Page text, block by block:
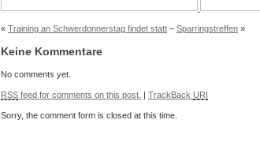
« Training an Schwerdonnerstag findet statt – Sparringstreffen »
Keine Kommentare
No comments yet.
RSS feed for comments on this post. TrackBack URI
Sorry, the comment form is closed at this time.